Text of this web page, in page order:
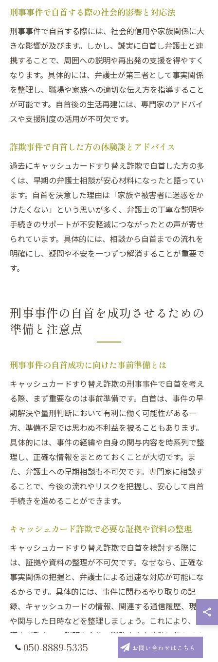
刑事事件で自首する際の社会的影響と対応法
刑事事件で自首する際には、社会的信用や家族関係に大
きな影響が及びます。しかし、誠実に自首し弁護士と連
携することで、周囲への説明や再出発の支援を得やすく
なります。具体的には、弁護士が第三者として事実関係
を整理し、職場や家族への適切な伝え方を指導すること
が可能です。自首後の生活再建には、専門家のアドバイ
スや支援制度の活用が不可欠です。
詐欺事件で自首した方の体験談とアドバイス
過去にキャッシュカードすり替え詐欺で自首した方の多
くは、早期の弁護士相談が安心材料になったと語ってい
ます。自首を決意した理由は「家族や被害者に迷惑をか
けたくない」という思いが多く、弁護士の丁寧な説明や
手続きのサポートが不安軽減につながったとの声が寄せ
られています。具体的には、相談から自首までの流れを
明確にし、疑問や不安を一つずつ解消することが重要で
す。
刑事事件の自首を成功させるための
準備と注意点
刑事事件の自首成功に向けた事前準備とは
キャッシュカードすり替え詐欺の刑事事件で自首を考え
る際、まず重要なのは事前準備です。自首は、事件の早
期解決や量刑判断において有利に働く可能性がある一
方、準備不足では思わぬ不利益を被ることもあります。
具体的には、事件の経緯や自身の関与内容を時系列で整
理し、正確な情報をまとめておくことが大切です。ま
た、弁護士への早期相談も不可欠です。専門家に相談す
ることで、今後の流れやリスクを把握し、安心して自首
手続きを進めることができます。
キャッシュカード詐欺で必要な証拠や資料の整理
キャッシュカードすり替え詐欺で自首を検討する際に
は、証拠や資料の整理が不可欠です。なぜなら、正確な
事実関係の把握と、弁護士による迅速な対応が可能にな
るからです。具体的には、事件に関わるやり取りの記
録、キャッシュカードの情報、関連する通信履歴、現場
や関与した日時などを整理しましょう。これにより、弁
護士が警察への説明や今後の戦略立案を的確に行えるよ
うになります。証拠の整理は、弁護士相談時の信頼構築
050-8889-5335 お問い合わせはこちら